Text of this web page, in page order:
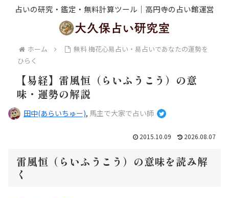
占いの研究・鑑定・無料計算ツール｜高円寺の占い館運営
ホーム
無料 梅花心易占い・易占いであなたの運勢を
ひらく
【易経】雷風恒（らいふうこう）の意
味・運勢の解説
田中(あらいちゅー), 馬主で大家で占い師
2015.10.09 2026.08.07
雷風恒（らいふうこう）の意味を読み解
く